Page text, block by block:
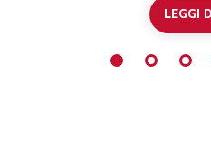
LEGGI